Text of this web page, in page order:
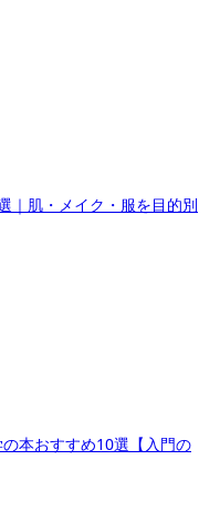
｜肌・メイク・服を目的別
本おすすめ10選【入門の